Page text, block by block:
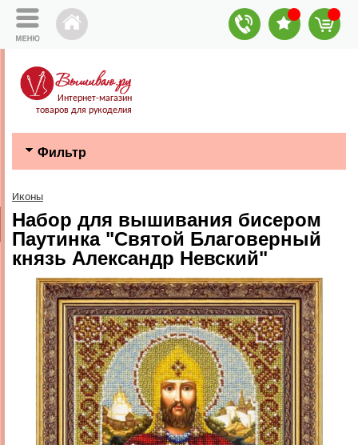
Интернет-магазин
товаров для рукоделия
Фильтр
Иконы
Набор для вышивания бисером
Паутинка "Святой Благоверный
князь Александр Невский"